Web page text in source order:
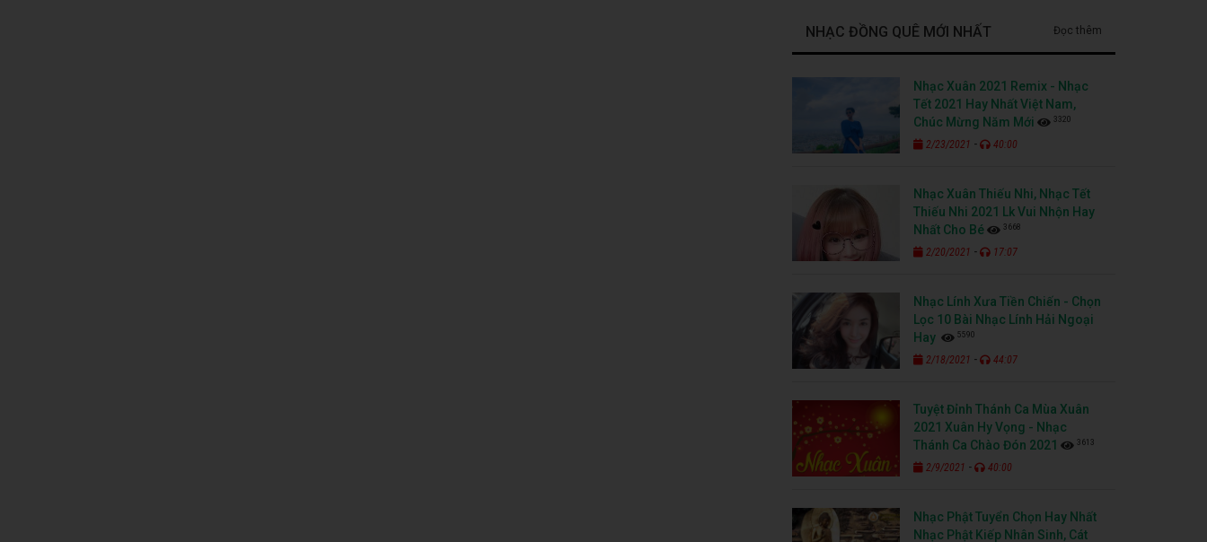
NHẠC ĐỒNG QUÊ MỚI NHẤT Đọc thêm
Nhạc Xuân 2021 Remix - Nhạc
Tết 2021 Hay Nhất Việt Nam,
Chúc Mừng Năm Mới
3320
2/23/2021 - 40:00
Nhạc Xuân Thiếu Nhi, Nhạc Tết
Thiếu Nhi 2021 Lk Vui Nhộn Hay
Nhất Cho Bé
3668
2/20/2021 - 17:07
Nhạc Lính Xưa Tiền Chiến - Chọn
Lọc 10 Bài Nhạc Lính Hải Ngoại
Hay
5590
2/18/2021 - 44:07
Tuyệt Đỉnh Thánh Ca Mùa Xuân
2021 Xuân Hy Vọng - Nhạc
Thánh Ca Chào Đón 2021
3613
2/9/2021 - 40:00
Nhạc Phật Tuyển Chọn Hay Nhất
Nhạc Phật Kiếp Nhân Sinh, Cát